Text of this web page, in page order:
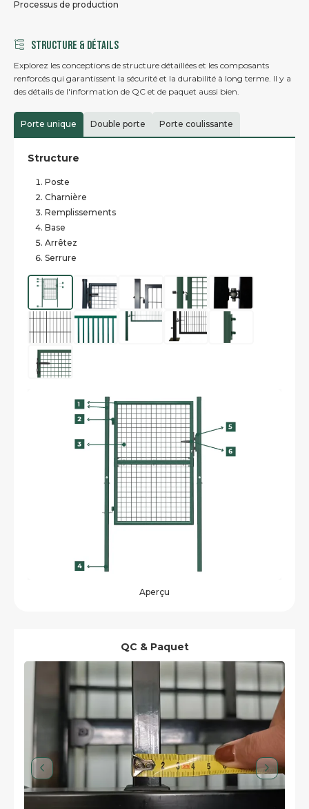
Processus de production
STRUCTURE & DÉTAILS
Explorez les conceptions de structure détaillées et les composants
renforcés qui garantissent la sécurité et la durabilité à long terme. Il y a
des détails de l'information de QC et de paquet aussi bien.
Porte unique Double porte Porte coulissante
Structure
Poste
Charnière
Remplissements
Base
Arrêtez
Serrure
Aperçu
QC & Paquet